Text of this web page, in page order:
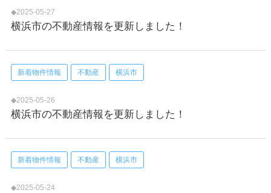
◆2025-05-27
横浜市の不動産情報を更新しました！
新着物件情報 不動産 横浜市
◆2025-05-26
横浜市の不動産情報を更新しました！
新着物件情報 不動産 横浜市
◆2025-05-24